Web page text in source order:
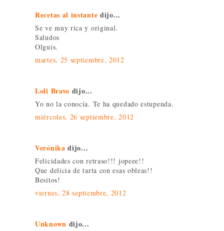
Recetas al instante dijo...
Se ve muy rica y original.
Saludos
Olguis.
martes, 25 septiembre, 2012
Loli Bravo dijo...
Yo no la conocía. Te ha quedado estupenda.
miércoles, 26 septiembre, 2012
Verónika dijo...
Felicidades con retraso!!! jopeee!!
Que delicia de tarta con esas obleas!!
Besitos!
viernes, 28 septiembre, 2012
Unknown dijo...